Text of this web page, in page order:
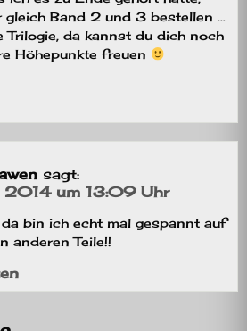
gleich Band 2 und 3 bestellen …
Trilogie, da kannst du dich noch
Höhepunkte freuen
sagt:
2014 um 13:09 Uhr
bin ich echt mal gespannt auf
anderen Teile!!